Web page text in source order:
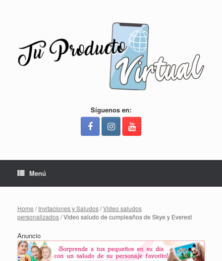
Síguenos en:
Menú
Home /Invitaciones y Saludos/Video saludos
personalizados/ Video saludo de cumpleaños de Skye y Everest
Anuncio